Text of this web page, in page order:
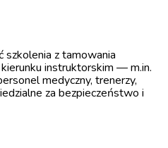
szkolenia z tamowania
instruktorskim — m.in.
medyczny, trenerzy,
za bezpieczeństwo i